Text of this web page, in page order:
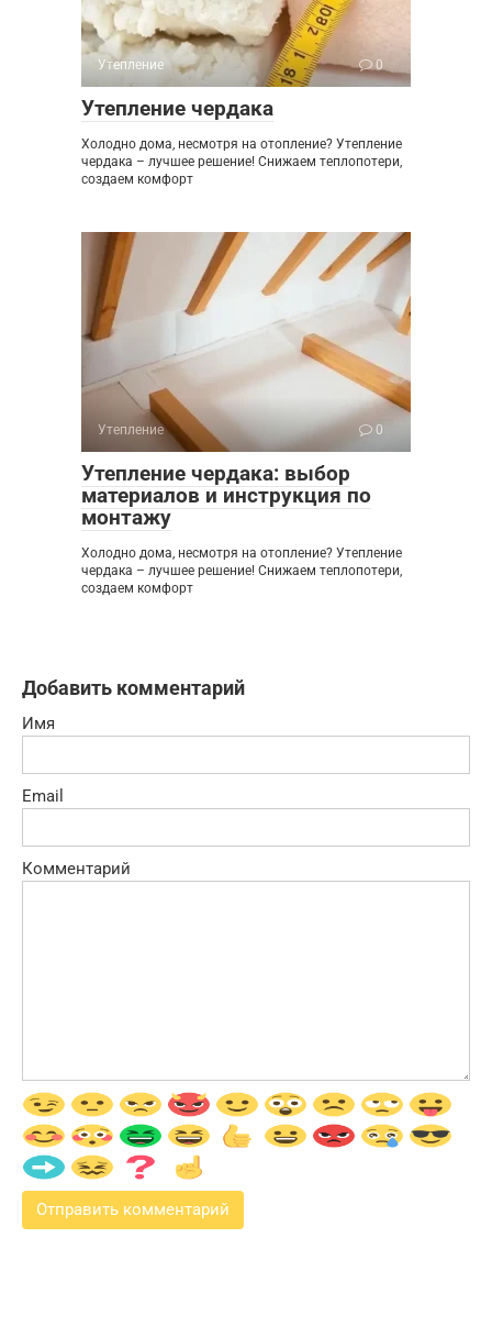
Утепление 0
Утепление чердака
Холодно дома, несмотря на отопление? Утепление
чердака – лучшее решение! Снижаем теплопотери,
создаем комфорт
Утепление 0
Утепление чердака: выбор
материалов и инструкция по
монтажу
Холодно дома, несмотря на отопление? Утепление
чердака – лучшее решение! Снижаем теплопотери,
создаем комфорт
Добавить комментарий
Имя
Email
Комментарий